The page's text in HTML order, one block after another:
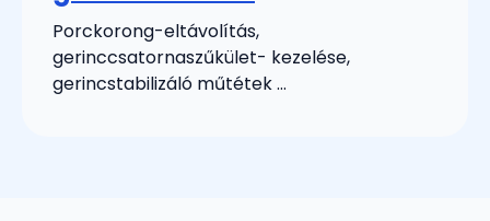
Porckorong-eltávolítás,
gerinccsatornaszűkület- kezelése,
gerincstabilizáló műtétek ...